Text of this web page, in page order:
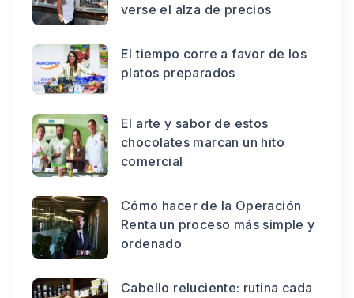
verse el alza de precios
El tiempo corre a favor de los
platos preparados
El arte y sabor de estos
chocolates marcan un hito
comercial
Cómo hacer de la Operación
Renta un proceso más simple y
ordenado
Cabello reluciente: rutina cada